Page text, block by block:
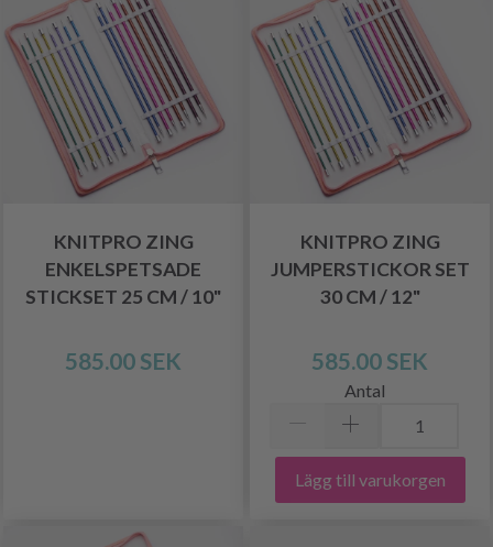
KNITPRO ZING
ENKELSPETSADE
STICKSET 25 CM / 10"
585.00 SEK
KNITPRO ZING
JUMPERSTICKOR SET
30 CM / 12"
585.00 SEK
Antal
Lägg till varukorgen